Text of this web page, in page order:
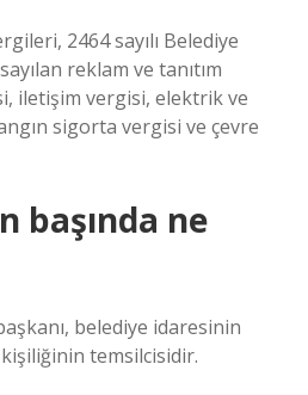
2464 sayılı Belediye
reklam ve tanıtım
iletişim vergisi, elektrik ve
sigorta vergisi ve çevre
başında ne
belediye idaresinin
temsilcisidir.